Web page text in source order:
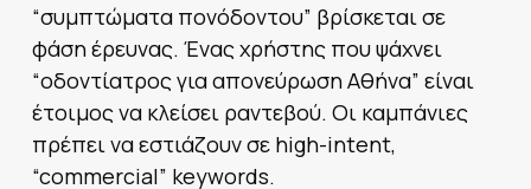
“συμπτώματα πονόδοντου” βρίσκεται σε
φάση έρευνας. Ένας χρήστης που ψάχνει
“οδοντίατρος για απονεύρωση Αθήνα” είναι
έτοιμος να κλείσει ραντεβού. Οι καμπάνιες
πρέπει να εστιάζουν σε high-intent,
“commercial” keywords.